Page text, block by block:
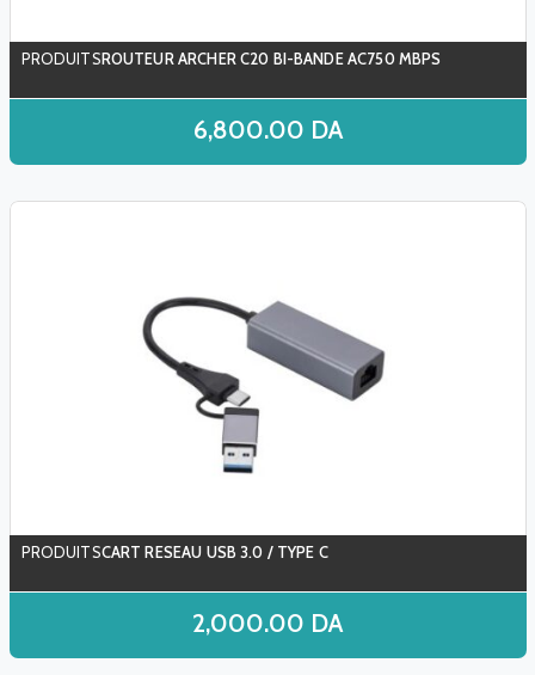
ROUTEUR ARCHER C20 BI-BANDE AC750 MBPS
6,800.00 DA
CART RESEAU USB 3.0 / TYPE C
2,000.00 DA